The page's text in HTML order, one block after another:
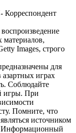
Корреспондент
материалов,
Images, строго
для
играх
Соблюдайте
игры. При
Помните, что
источником
Информационный